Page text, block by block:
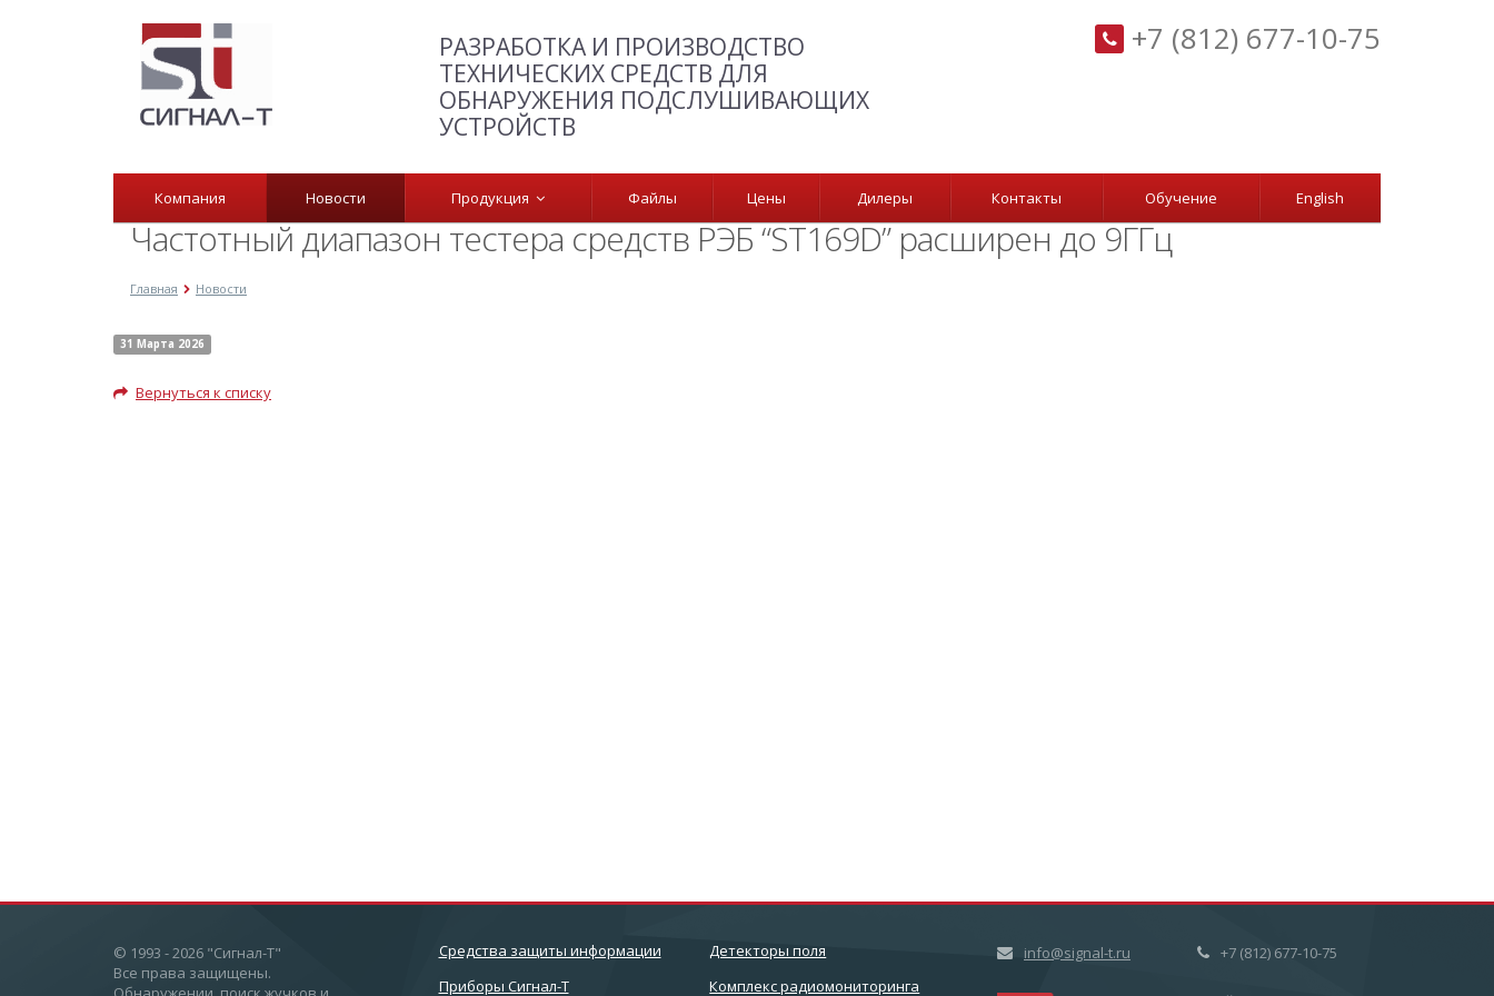
РАЗРАБОТКА И ПРОИЗВОДСТВО
ТЕХНИЧЕСКИХ СРЕДСТВ ДЛЯ
ОБНАРУЖЕНИЯ ПОДСЛУШИВАЮЩИХ
УСТРОЙСТВ
+7 (812) 677-10-75
Компания Новости Продукция Файлы Цены Дилеры Контакты Обучение English
Частотный диапазон тестера средств РЭБ “ST169D” расширен до 9ГГц
Главная Новости
31 Марта 2026
Вернуться к списку
© 1993 - 2026 "Сигнал-Т"
Все права защищены.
Cредства защиты информации
Приборы Сигнал-Т
Детекторы поля
Комплекс радиомониторинга
info@signal-t.ru +7 (812) 677-10-75